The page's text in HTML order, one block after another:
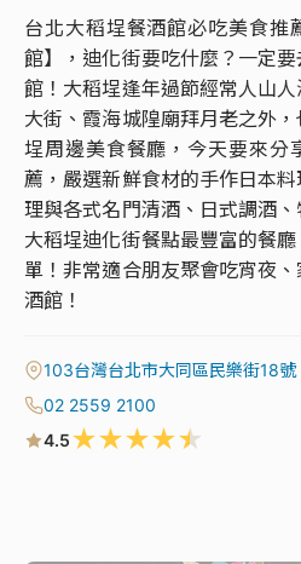
台北大稻埕餐酒館必吃美食推
館】，迪化街要吃什麼？一定
館！大稻埕逢年過節經常人山
大街、霞海城隍廟拜月老之外
埕周邊美食餐廳，今天要來分
薦，嚴選新鮮食材的手作日本
理與各式名門清酒、日式調酒
大稻埕迪化街餐點最豐富的餐
單！非常適合朋友聚會吃宵夜
酒館！
103台灣台北市大同區民樂街18號
02 2559 2100
4.5★★★★★